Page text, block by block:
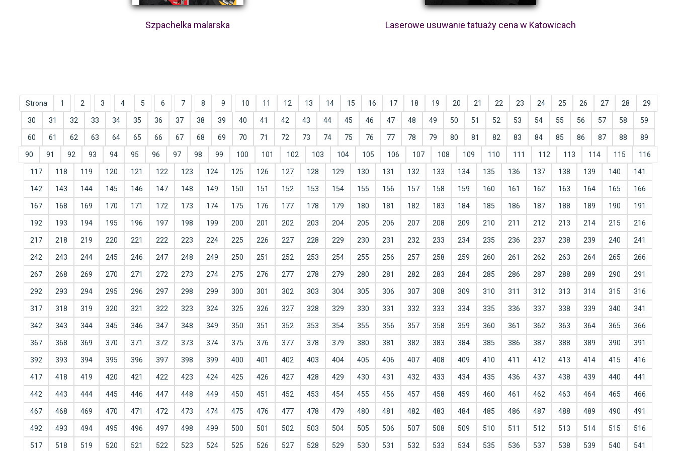
Szpachelka malarska Laserowe usuwanie tatuaży cena w Katowicach
Strona 1 2 3 4 5 6 7 8 9 10 11 12 13 14 15 16 17 18 19 20 21 22 23 24 25 26 27 28 29
30 31 32 33 34 35 36 37 38 39 40 41 42 43 44 45 46 47 48 49 50 51 52 53 54 55 56 57 58 59
60 61 62 63 64 65 66 67 68 69 70 71 72 73 74 75 76 77 78 79 80 81 82 83 84 85 86 87 88 89
90 91 92 93 94 95 96 97 98 99 100 101 102 103 104 105 106 107 108 109 110 111 112 113 114 115 116
117 118 119 120 121 122 123 124 125 126 127 128 129 130 131 132 133 134 135 136 137 138 139 140 141
142 143 144 145 146 147 148 149 150 151 152 153 154 155 156 157 158 159 160 161 162 163 164 165 166
167 168 169 170 171 172 173 174 175 176 177 178 179 180 181 182 183 184 185 186 187 188 189 190 191
192 193 194 195 196 197 198 199 200 201 202 203 204 205 206 207 208 209 210 211 212 213 214 215 216
217 218 219 220 221 222 223 224 225 226 227 228 229 230 231 232 233 234 235 236 237 238 239 240 241
242 243 244 245 246 247 248 249 250 251 252 253 254 255 256 257 258 259 260 261 262 263 264 265 266
267 268 269 270 271 272 273 274 275 276 277 278 279 280 281 282 283 284 285 286 287 288 289 290 291
292 293 294 295 296 297 298 299 300 301 302 303 304 305 306 307 308 309 310 311 312 313 314 315 316
317 318 319 320 321 322 323 324 325 326 327 328 329 330 331 332 333 334 335 336 337 338 339 340 341
342 343 344 345 346 347 348 349 350 351 352 353 354 355 356 357 358 359 360 361 362 363 364 365 366
367 368 369 370 371 372 373 374 375 376 377 378 379 380 381 382 383 384 385 386 387 388 389 390 391
392 393 394 395 396 397 398 399 400 401 402 403 404 405 406 407 408 409 410 411 412 413 414 415 416
417 418 419 420 421 422 423 424 425 426 427 428 429 430 431 432 433 434 435 436 437 438 439 440 441
442 443 444 445 446 447 448 449 450 451 452 453 454 455 456 457 458 459 460 461 462 463 464 465 466
467 468 469 470 471 472 473 474 475 476 477 478 479 480 481 482 483 484 485 486 487 488 489 490 491
492 493 494 495 496 497 498 499 500 501 502 503 504 505 506 507 508 509 510 511 512 513 514 515 516
517 518 519 520 521 522 523 524 525 526 527 528 529 530 531 532 533 534 535 536 537 538 539 540 541